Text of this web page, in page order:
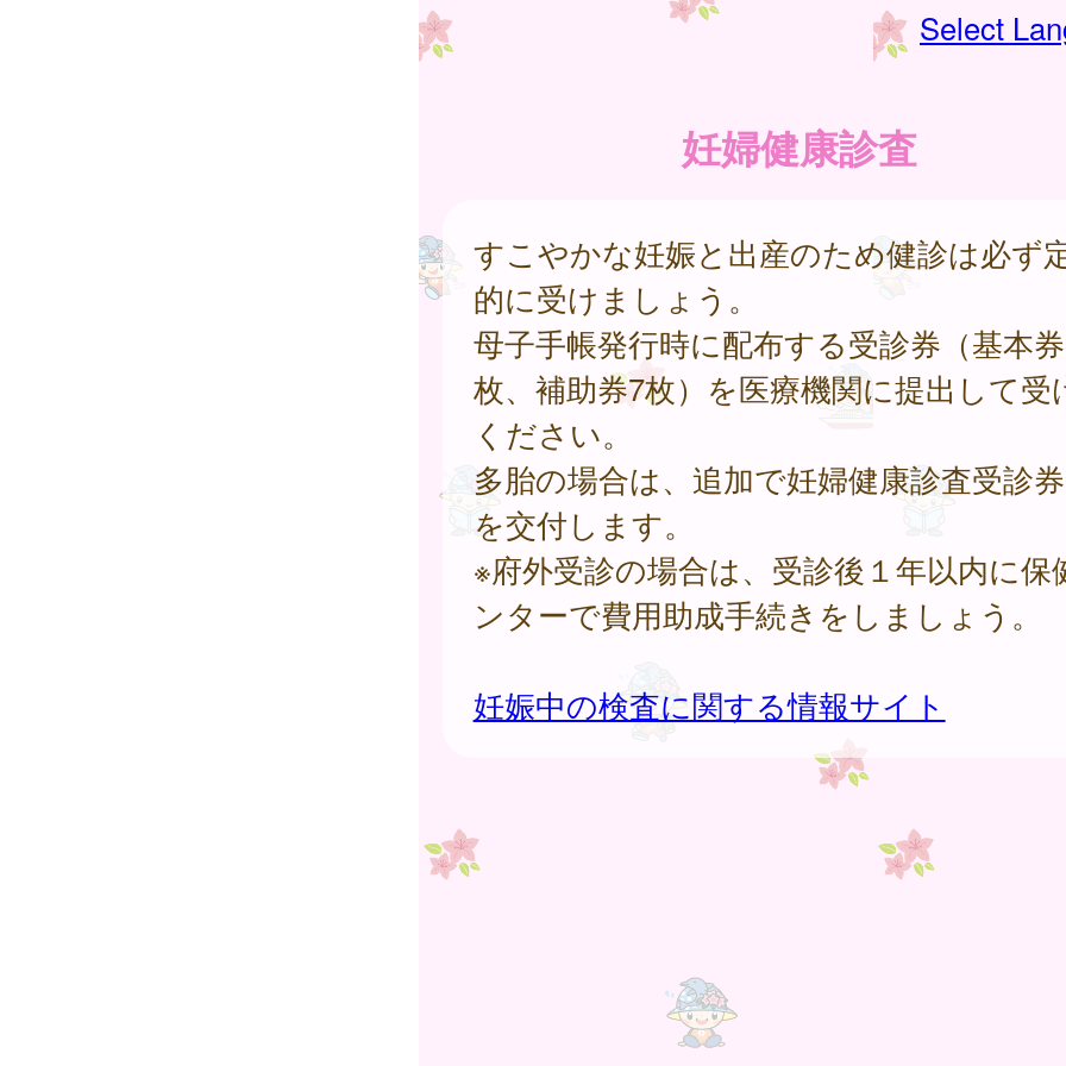
Select
妊婦健康診査
すこやかな妊娠と出産のため健診は必ず
的に受けましょう。
母子手帳発行時に配布する受診券（基本
枚、補助券7枚）を医療機関に提出して受
ください。
多胎の場合は、追加で妊婦健康診査受診
を交付します。
※府外受診の場合は、受診後１年以内に保
ンターで費用助成手続きをしましょう。
妊娠中の検査に関する情報サイト